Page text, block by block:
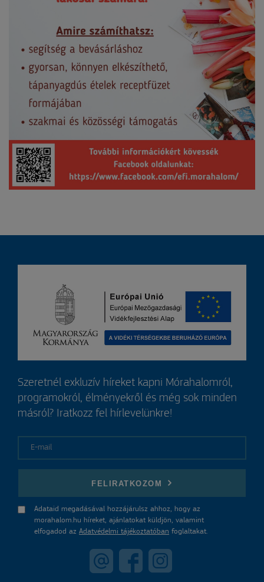
Szeretnél exkluzív híreket kapni Mórahalomról,
programokról, élményekről és még sok minden
másról? Iratkozz fel hírlevelünkre!
FELIRATKOZOM
Adataid megadásával hozzájárulsz ahhoz, hogy az
morahalom.hu híreket, ajánlatokat küldjön, valamint
elfogadod az Adatvédelmi tájékoztatóban foglaltakat.